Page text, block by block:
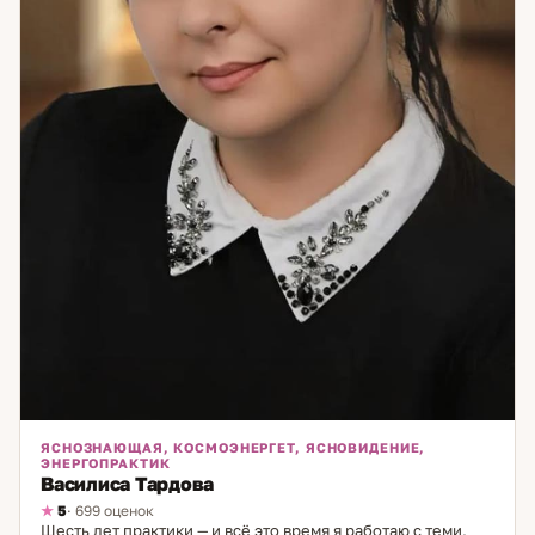
ЯСНОЗНАЮЩАЯ, КОСМОЭНЕРГЕТ, ЯСНОВИДЕНИЕ,
ЭНЕРГОПРАКТИК
Василиса Тардова
5· 699 оценок
Шесть лет практики — и всё это время я работаю с теми,